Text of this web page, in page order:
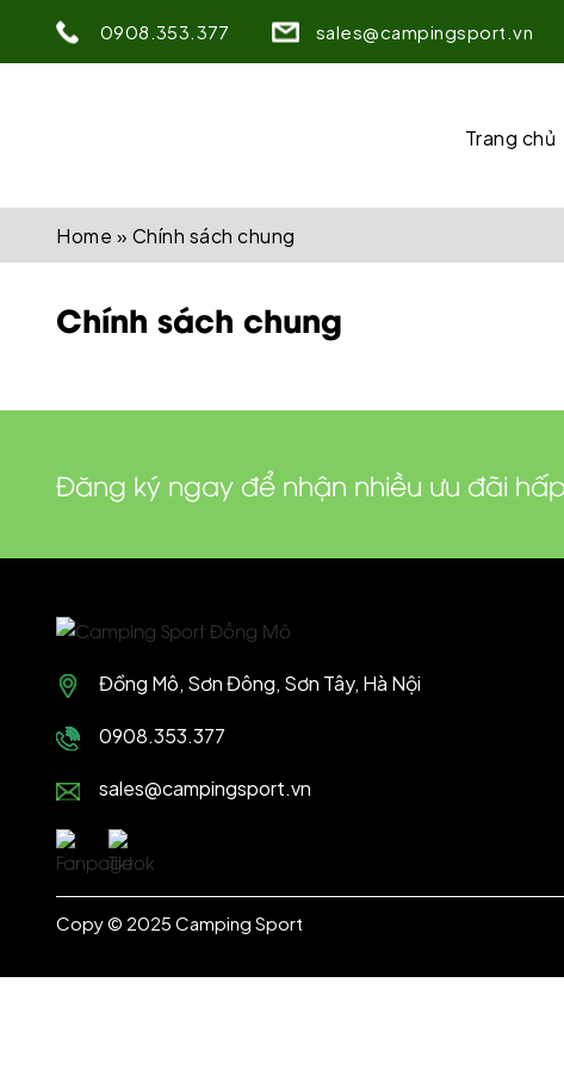
0908.353.377 sales@campingsport.vn
Trang chủ
Home » Chính sách chung
Chính sách chung
Đăng ký ngay để nhận nhiều ưu đãi
Đồng Mô, Sơn Đông, Sơn Tây, Hà Nội
0908.353.377
sales@campingsport.vn
Copy © 2025 Camping Sport